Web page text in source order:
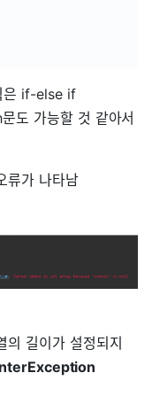
은 if-else if
도 가능할 것 같아서
류가 나타남
길이가 설정되지